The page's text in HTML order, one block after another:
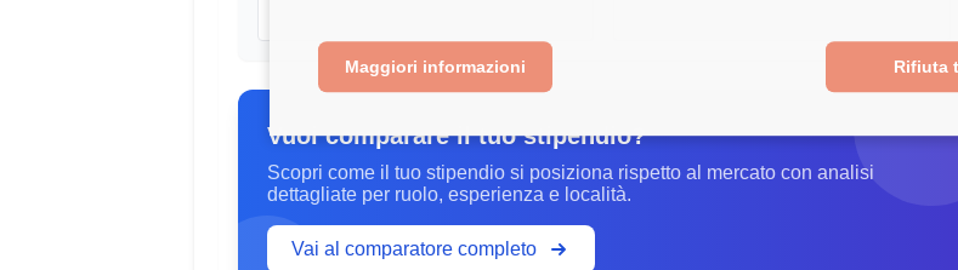
Rifiuta
Maggiori informazioni
Vuoi comparare il tuo stipendio?
Scopri come il tuo stipendio si posiziona rispetto al mercato con analisi
dettagliate per ruolo, esperienza e località.
Vai al comparatore completo